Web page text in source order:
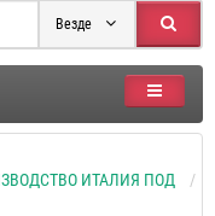
Везде
ИТАЛИЯ ПОД